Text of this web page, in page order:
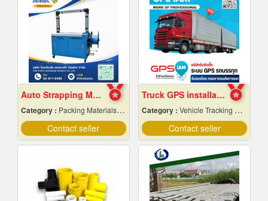
Auto Strapping Machine
Category : Packing Materials-Mechanical
Contact seller
Truck GPS installation.
Category : Vehicle Tracking System
Contact seller